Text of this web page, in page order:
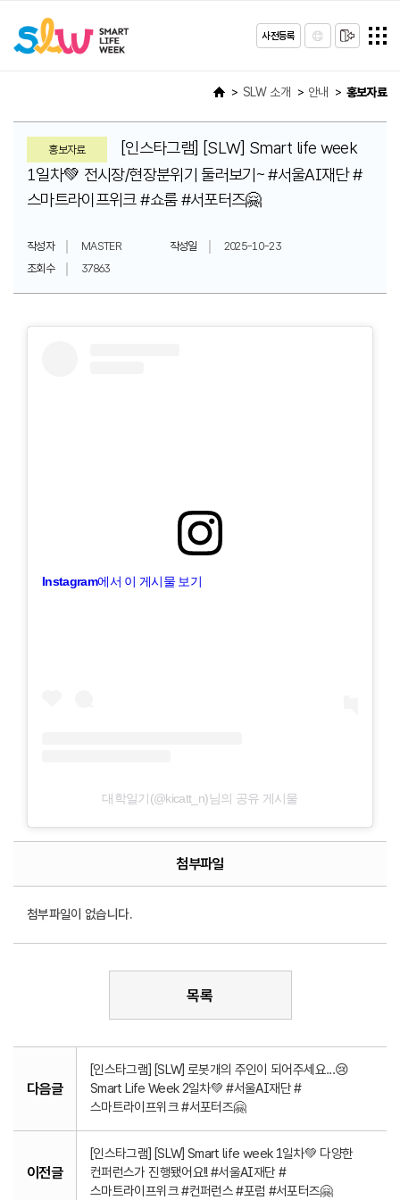
사전등록
SLW 소개 안내 홍보자료
홍보자료
[인스타그램] [SLW] Smart life week
1일차💚 전시장/현장분위기 둘러보기~ #서울AI재단 #
스마트라이프위크 #쇼룸 #서포터즈🤗
작성자 MASTER 작성일
2025-10-23
조회수
37863
Instagram에서 이 게시물 보기
대학일기(@kicatt_n)님의 공유 게시물
첨부파일
첨부파일이 없습니다.
목록
다음글
[인스타그램] [SLW] 로봇개의 주인이 되어주세요...😢
Smart Life Week 2일차💚 #서울AI재단 #
스마트라이프위크 #서포터즈🤗
이전글
[인스타그램] [SLW] Smart life week 1일차💚 다양한
컨퍼런스가 진행됐어요!! #서울AI재단 #
스마트라이프위크 #컨퍼런스 #포럼 #서포터즈🤗